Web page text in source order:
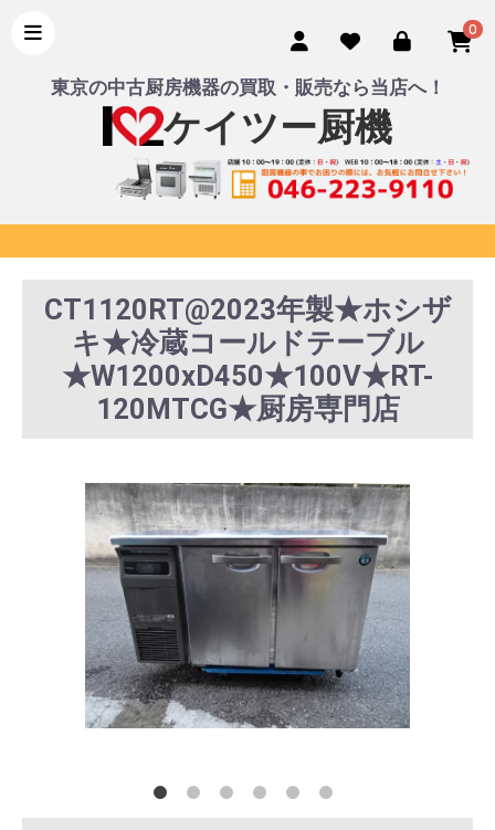
0
東京の中古厨房機器の買取・販売なら当店へ！
ケイツー厨機
CT1120RT@2023年製★ホシザ
キ★冷蔵コールドテーブル
★W1200xD450★100V★RT-
120MTCG★厨房専門店